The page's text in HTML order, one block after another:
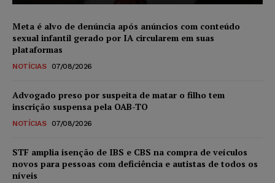
Meta é alvo de denúncia após anúncios com conteúdo
sexual infantil gerado por IA circularem em suas
plataformas
NOTÍCIAS 07/08/2026
Advogado preso por suspeita de matar o filho tem
inscrição suspensa pela OAB-TO
NOTÍCIAS 07/08/2026
STF amplia isenção de IBS e CBS na compra de veículos
novos para pessoas com deficiência e autistas de todos os
níveis